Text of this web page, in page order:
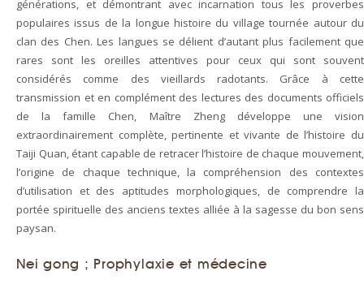
générations, et démontrant avec incarnation tous les proverbes
populaires issus de la longue histoire du village tournée autour du
clan des Chen. Les langues se délient d’autant plus facilement que
rares sont les oreilles attentives pour ceux qui sont souvent
considérés comme des vieillards radotants. Grâce à cette
transmission et en complément des lectures des documents officiels
de la famille Chen, Maître Zheng développe une vision
extraordinairement complète, pertinente et vivante de l’histoire du
Taiji Quan, étant capable de retracer l’histoire de chaque mouvement,
l’origine de chaque technique, la compréhension des contextes
d’utilisation et des aptitudes morphologiques, de comprendre la
portée spirituelle des anciens textes alliée à la sagesse du bon sens
paysan.
Nei gong ; Prophylaxie et médecine